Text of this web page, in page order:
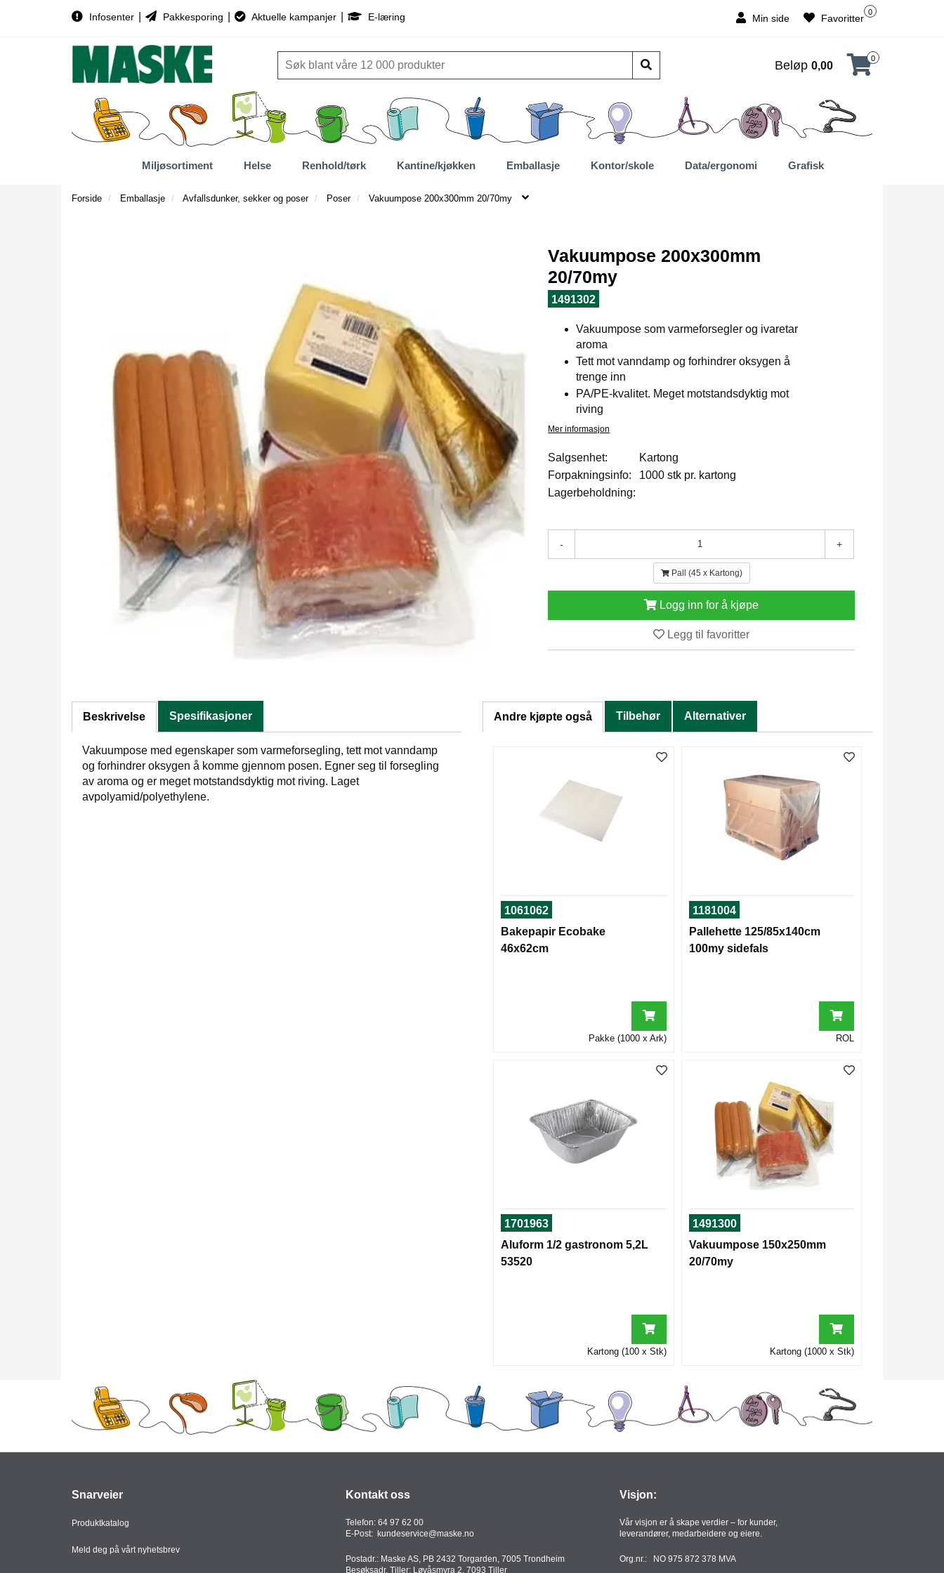
Infosenter Pakkesporing Aktuelle kampanjer E-læring Min side
0
Favoritter
Beløp 0,00
0
Miljøsortiment Helse Renhold/tørk Kantine/kjøkken Emballasje Kontor/skole Data/ergonomi Grafisk
Forside Emballasje Avfallsdunker, sekker og poser Poser Vakuumpose 200x300mm 20/70my
Vakuumpose 200x300mm
20/70my
1491302
Vakuumpose som varmeforsegler og ivaretar
aroma
Tett mot vanndamp og forhindrer oksygen å
trenge inn
PA/PE-kvalitet. Meget motstandsdyktig mot
riving
Mer informasjon
Salgsenhet:
Kartong
Forpakningsinfo:
1000 stk pr. kartong
Lagerbeholdning:
- +
Pall (45 x Kartong)
Logg inn for å kjøpe
Legg til favoritter
Beskrivelse Spesifikasjoner
Vakuumpose med egenskaper som varmeforsegling, tett mot vanndamp
og forhindrer oksygen å komme gjennom posen. Egner seg til forsegling
av aroma og er meget motstandsdyktig mot riving. Laget
avpolyamid/polyethylene.
Andre kjøpte også Tilbehør Alternativer
1061062
Bakepapir Ecobake
46x62cm
Pakke (1000 x Ark)
1181004
Pallehette 125/85x140cm
100my sidefals
ROL
1701963
Aluform 1/2 gastronom 5,2L
53520
Kartong (100 x Stk)
1491300
Vakuumpose 150x250mm
20/70my
Kartong (1000 x Stk)
Snarveier
Produktkatalog
Meld deg på vårt nyhetsbrev
Kontakt oss
Telefon: 64 97 62 00
E-Post: kundeservice@maske.no
Postadr.: Maske AS, PB 2432 Torgarden, 7005 Trondheim
Besøksadr. Tiller: Løvåsmyra 2, 7093 Tiller
Visjon:
Vår visjon er å skape verdier – for kunder,
leverandører, medarbeidere og eiere.
Org.nr.: NO 975 872 378 MVA